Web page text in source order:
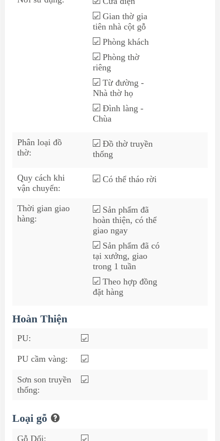
Gian thờ gia
tiên nhà cột gỗ
Phòng khách
Phòng thờ
riêng
Từ đường -
Nhà thờ họ
Đình làng -
Chùa
Phân loại đồ
thờ:
Đồ thờ truyền
thống
Quy cách khi
vận chuyển:
Có thể tháo rời
Thời gian giao
hàng:
Sản phẩm đã
hoàn thiện, có thể
giao ngay
Sản phẩm đã có
tại xưởng, giao
trong 1 tuần
Theo hợp đồng
đặt hàng
Hoàn Thiện
PU:
PU cầm vàng:
Sơn son truyền
thống:
Loại gỗ
Gỗ Dổi: